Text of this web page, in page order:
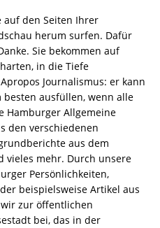
auf den Seiten Ihrer
herum surfen. Dafür
Sie bekommen auf
in die Tiefe
Journalismus: er kann
besten ausfüllen, wenn alle
Hamburger Allgemeine
den verschiedenen
aus dem
vieles mehr. Durch unsere
Persönlichkeiten,
beispielsweise Artikel aus
zur öffentlichen
bei, das in der